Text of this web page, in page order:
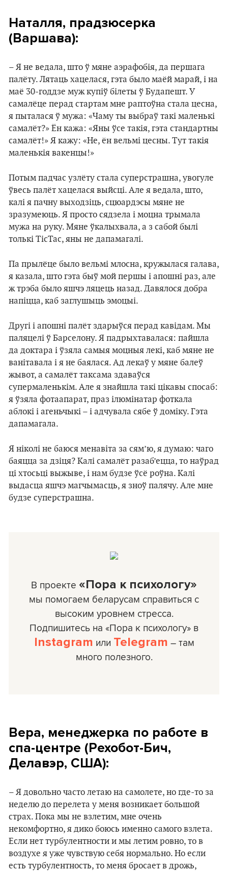
Наталля, прадзюсерка
(Варшава):
– Я не ведала, што ў мяне аэрафобія, да першага
палёту. Лятаць хацелася, гэта было маёй марай, і на
маё 30-годдзе муж купіў білеты ў Будапешт. У
самалёце перад стартам мне раптоўна стала цесна,
я пыталася ў мужа: «Чаму ты выбраў такі маленькі
самалёт?» Ён кажа: «Яны ўсе такія, гэта стандартны
самалёт!» Я кажу: «Не, ён вельмі цесны. Тут такія
маленькія вакенцы!»
Потым падчас узлёту стала суперстрашна, увогуле
ўвесь палёт хацелася выйсці. Але я ведала, што,
калі я пачну выходзіць, сцюардэсы мяне не
зразумеюць. Я просто сядзела і моцна трымала
мужа на руку. Мяне ўкалыхвала, а з сабой былі
толькі TicTac, яны не дапамагалі.
Па прылёце было вельмі млосна, кружылася галава,
я казала, што гэта быў мой першы і апошні раз, але
ж трэба было яшчэ ляцець назад. Давялося добра
напіцца, каб заглушыць эмоцыі.
Другі і апошні палёт здарыўся перад кавідам. Мы
паляцелі ў Барселону. Я падрыхтавалася: пайшла
да доктара і ўзяла самыя моцныя лекі, каб мяне не
ванітавала і я не баялася. Ад лекаў у мяне балеў
жывот, а самалёт таксама здаваўся
супермаленькім. Але я знайшла такі цікавы спосаб:
я ўзяла фотаапарат, праз ілюмінатар фоткала
аблокі і агеньчыкі – і адчувала сябе ў доміку. Гэта
дапамагала.
Я ніколі не баюся менавіта за сям’ю, я думаю: чаго
баяцца за дзіця? Калі самалёт разаб’ецца, то наўрад
ці хтосьці выжыве, і нам будзе ўсё роўна. Калі
выдасца яшчэ магчымасць, я зноў палячу. Але мне
будзе суперстрашна.
В проекте «Пора к психологу»
мы помогаем беларусам справиться с
высоким уровнем стресса.
Подпишитесь на «Пора к психологу» в
Instagram или Telegram – там
много полезного.
Вера, менеджерка по работе в
спа-центре (Рехобот-Бич,
Делавэр, США):
– Я довольно часто летаю на самолете, но где-то за
неделю до перелета у меня возникает большой
страх. Пока мы не взлетим, мне очень
некомфортно, я дико боюсь именно самого взлета.
Если нет турбулентности и мы летим ровно, то в
воздухе я уже чувствую себя нормально. Но если
есть турбулентность, то меня бросает в дрожь,